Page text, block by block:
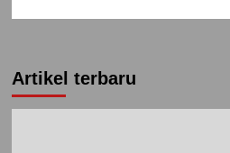
Artikel terbaru